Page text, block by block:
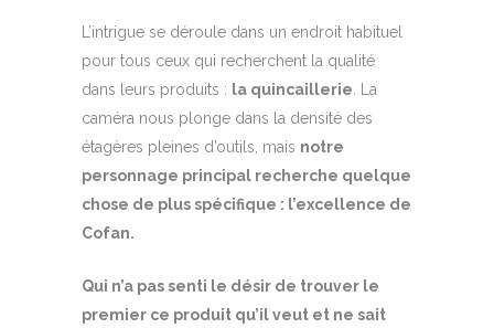
L’intrigue se déroule dans un endroit habituel
pour tous ceux qui recherchent la qualité
dans leurs produits : la quincaillerie . La
caméra nous plonge dans la densité des
étagères pleines d’outils, mais notre
personnage principal recherche quelque
chose de plus spécifique : l’excellence de
Cofan.
Qui n’a pas senti le désir de trouver le
premier ce produit qu’il veut et ne sait